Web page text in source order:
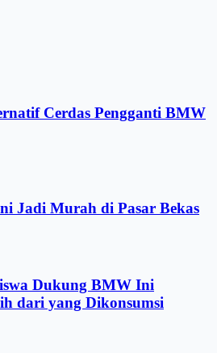
Cerdas Pengganti BMW
Jadi Murah di Pasar Bekas
Dukung BMW Ini
dari yang Dikonsumsi